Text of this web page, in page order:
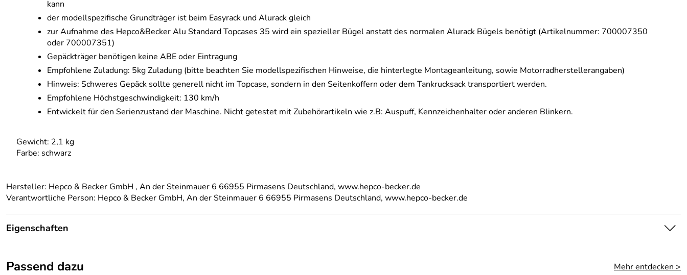
kann
der modellspezifische Grundträger ist beim Easyrack und Alurack gleich
zur Aufnahme des Hepco&Becker Alu Standard Topcases 35 wird ein spezieller Bügel anstatt des normalen Alurack Bügels benötigt (Artikelnummer: 700007350
oder 700007351)
Gepäckträger benötigen keine ABE oder Eintragung
Empfohlene Zuladung: 5kg Zuladung (bitte beachten Sie modellspezifischen Hinweise, die hinterlegte Montageanleitung, sowie Motorradherstellerangaben)
Hinweis: Schweres Gepäck sollte generell nicht im Topcase, sondern in den Seitenkoffern oder dem Tankrucksack transportiert werden.
Empfohlene Höchstgeschwindigkeit: 130 km/h
Entwickelt für den Serienzustand der Maschine. Nicht getestet mit Zubehörartikeln wie z.B: Auspuff, Kennzeichenhalter oder anderen Blinkern.
Gewicht: 2,1 kg
Farbe: schwarz
Hersteller: Hepco & Becker GmbH , An der Steinmauer 6 66955 Pirmasens Deutschland, www.hepco-becker.de
Verantwortliche Person: Hepco & Becker GmbH, An der Steinmauer 6 66955 Pirmasens Deutschland, www.hepco-becker.de
Eigenschaften
Marke:
Hepco Becker
Passend dazu Mehr entdecken >